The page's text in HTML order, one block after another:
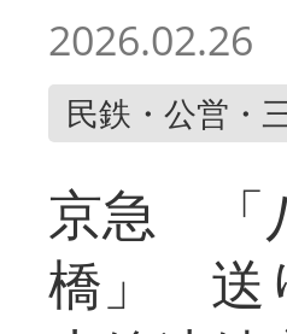
2026.02.26
民鉄・公営・
京急 「
橋」 送